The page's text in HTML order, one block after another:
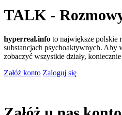
TALK -
hyperreal.info to największe polskie
substancjach psychoaktywnych. Aby
zobaczyć wszystkie działy,
Załóż konto Zaloguj się